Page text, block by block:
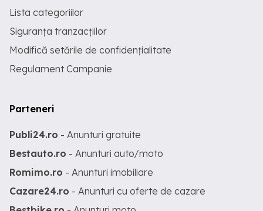
Lista categoriilor
Siguranța tranzacțiilor
Modifică setările de confidențialitate
Regulament Campanie
Parteneri
Publi24.ro - Anunturi gratuite
Bestauto.ro - Anunturi auto/moto
Romimo.ro - Anunturi imobiliare
Cazare24.ro - Anunturi cu oferte de cazare